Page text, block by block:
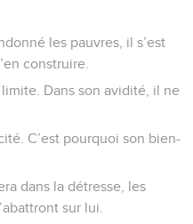
les pauvres, il s’est
construire.
Dans son avidité, il ne
C’est pourquoi son bien-
dans la détresse, les
sur lui.